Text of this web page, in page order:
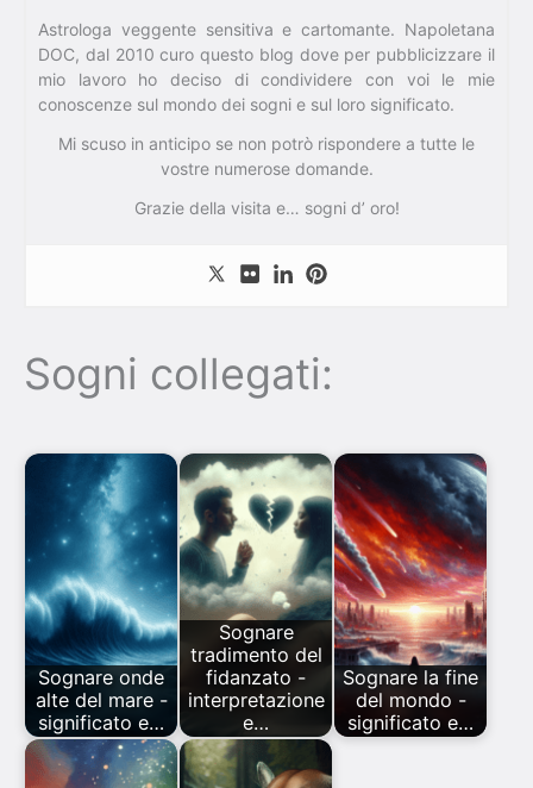
Astrologa veggente sensitiva e cartomante. Napoletana
DOC, dal 2010 curo questo blog dove per pubblicizzare il
mio lavoro ho deciso di condividere con voi le mie
conoscenze sul mondo dei sogni e sul loro significato.
Mi scuso in anticipo se non potrò rispondere a tutte le
vostre numerose domande.
Grazie della visita e… sogni d’ oro!
Sogni collegati:
Sognare onde
alte del mare -
significato e…
Sognare
tradimento del
fidanzato -
interpretazione
e…
Sognare la fine
del mondo -
significato e…